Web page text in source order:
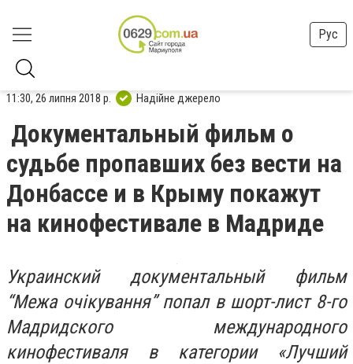
Рус
11:30, 26 липня 2018 р. Надійне джерело
Документальный фильм о
судьбе пропавших без вести на
Донбассе и в Крыму покажут
на кинофестивале в Мадриде
Украинский документальный фильм
“Межа очікування” попал в шорт-лист 8-го
Мадридского международного
кинофестиваля в категории «Лучший